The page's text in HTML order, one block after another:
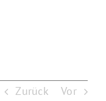
Zurück Vor